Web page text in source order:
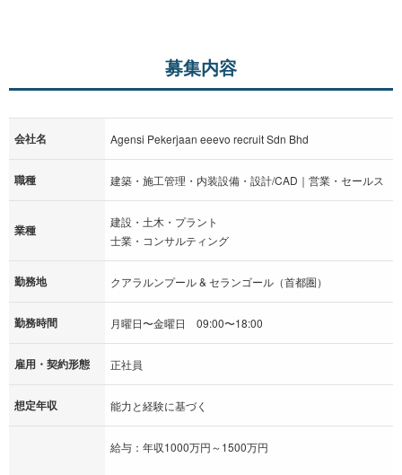
募集内容
会社名 Agensi Pekerjaan eeevo recruit Sdn Bhd
職種 建築・施工管理・内装設備・設計/CAD｜営業・セールス
業種
建設・土木・プラント
士業・コンサルティング
勤務地 クアラルンプール & セランゴール（首都圏）
勤務時間 月曜日〜金曜日 09:00〜18:00
雇用・契約形態 正社員
想定年収 能力と経験に基づく
給与：年収1000万円～1500万円